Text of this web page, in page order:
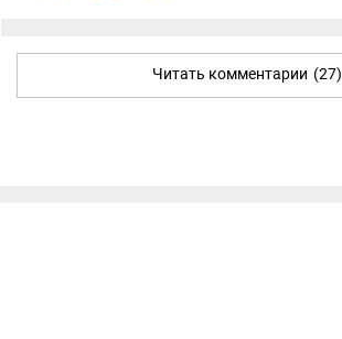
Читать комментарии (27)